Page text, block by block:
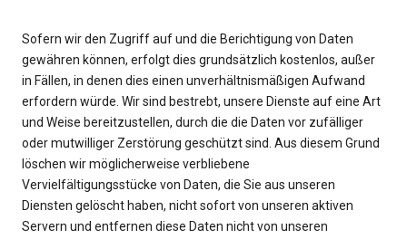
Sofern wir den Zugriff auf und die Berichtigung von Daten
gewähren können, erfolgt dies grundsätzlich kostenlos, außer
in Fällen, in denen dies einen unverhältnismäßigen Aufwand
erfordern würde. Wir sind bestrebt, unsere Dienste auf eine Art
und Weise bereitzustellen, durch die die Daten vor zufälliger
oder mutwilliger Zerstörung geschützt sind. Aus diesem Grund
löschen wir möglicherweise verbliebene
Vervielfältigungsstücke von Daten, die Sie aus unseren
Diensten gelöscht haben, nicht sofort von unseren aktiven
Servern und entfernen diese Daten nicht von unseren